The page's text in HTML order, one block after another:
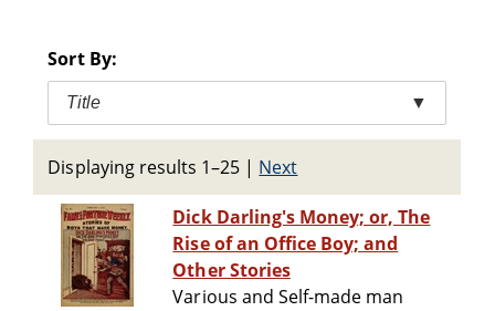
Sort By:
Title ▼
Displaying results 1–25 | Next
Dick Darling's Money; or, The
Rise of an Office Boy; and
Other Stories
Various and Self-made man